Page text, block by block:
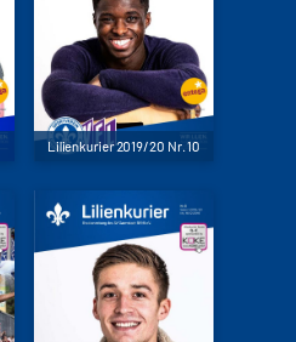
Lilienkurier 2019/20 Nr. 10